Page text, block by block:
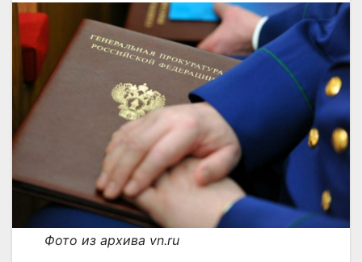
Фото из архива vn.ru